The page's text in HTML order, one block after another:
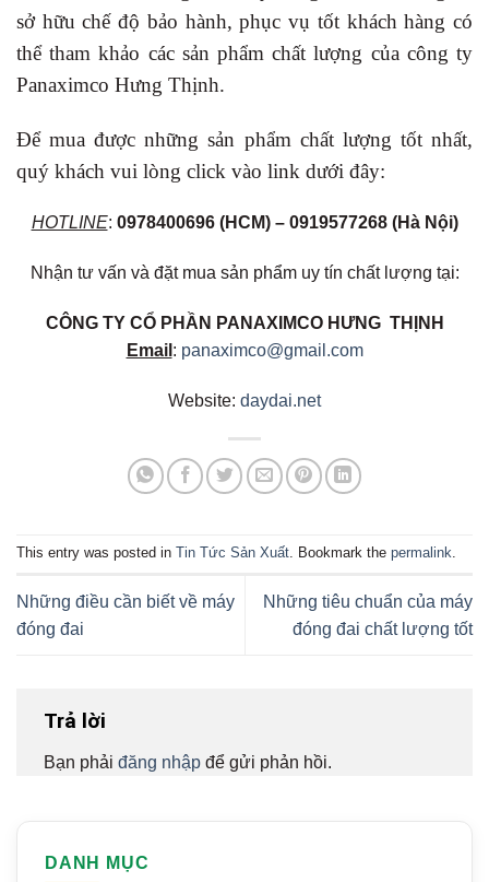
sở hữu chế độ bảo hành, phục vụ tốt khách hàng có
thể tham khảo các sản phẩm chất lượng của công ty
Panaximco Hưng Thịnh.
Để mua được những sản phẩm chất lượng tốt nhất,
quý khách vui lòng click vào link dưới đây:
HOTLINE: 0978400696 (HCM) – 0919577268 (Hà Nội)
Nhận tư vấn và đặt mua sản phẩm uy tín chất lượng tại:
CÔNG TY CỔ PHẦN PANAXIMCO HƯNG THỊNH
Email : panaximco@gmail.com
Website: daydai.net
This entry was posted in Tin Tức Sản Xuất. Bookmark the permalink.
Những điều cần biết về máy
đóng đai
Những tiêu chuẩn của máy
đóng đai chất lượng tốt
Trả lời
Bạn phải đăng nhập để gửi phản hồi.
DANH MỤC